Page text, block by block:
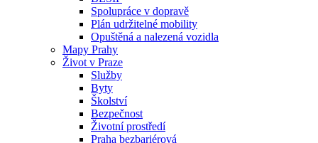
Spolupráce v dopravě
Plán udržitelné mobility
Opuštěná a nalezená vozidla
Mapy Prahy
Život v Praze
Služby
Byty
Školství
Bezpečnost
Životní prostředí
Praha bezbariérová